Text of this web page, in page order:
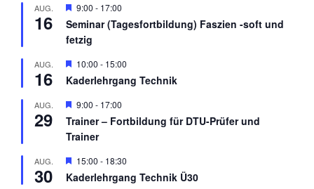
o
r
e
o
b
n
AUG.
16
H
r
v
r
e
o
b
n
9:00 - 17:00
Seminar (Tagesfortbildung) Faszien -soft und
fetzig
AUG.
16
H
r
o
r
e
o
b
10:00 - 15:00
Kaderlehrgang Technik
AUG.
29
H
r
v
r
e
9:00 - 17:00
Trainer – Fortbildung für DTU-Prüfer und
Trainer
AUG.
30
H
r
15:00 - 18:30
Kaderlehrgang Technik Ü30